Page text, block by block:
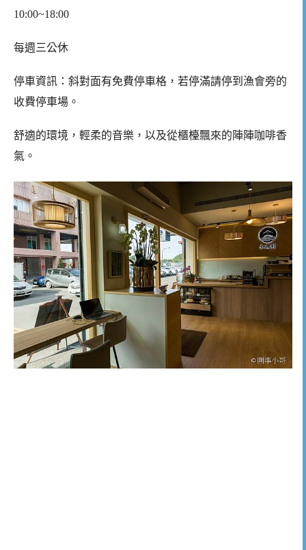
10:00~18:00
每週三公休
停車資訊：斜對面有免費停車格，若停滿請停到漁會旁的
收費停車場。
舒適的環境，輕柔的音樂，以及從櫃檯飄來的陣陣咖啡香
氣。